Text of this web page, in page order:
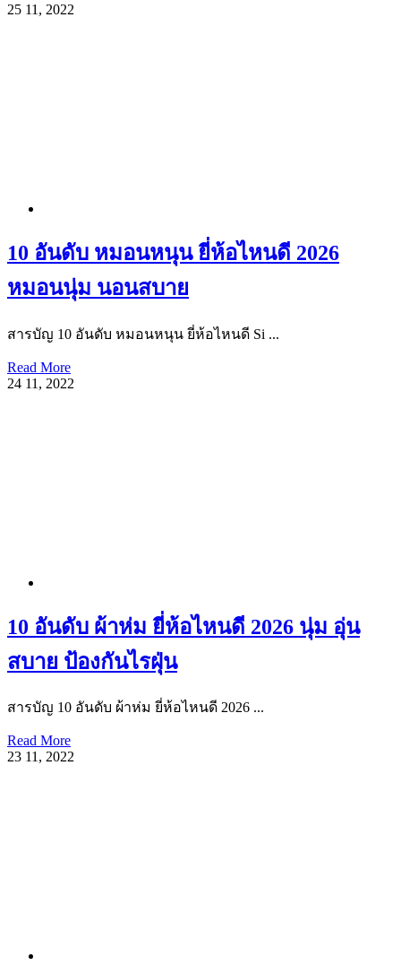
25 11, 2022
10 อันดับ หมอนหนุน ยี่ห้อไหนดี 2026
หมอนนุ่ม นอนสบาย
สารบัญ 10 อันดับ หมอนหนุน ยี่ห้อไหนดี Si ...
Read More
24 11, 2022
10 อันดับ ผ้าห่ม ยี่ห้อไหนดี 2026 นุ่ม อุ่น
สบาย ป้องกันไรฝุ่น
สารบัญ 10 อันดับ ผ้าห่ม ยี่ห้อไหนดี 2026 ...
Read More
23 11, 2022